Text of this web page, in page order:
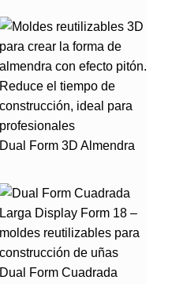
Dual Form 3D Almendra
Dual Form Cuadrada